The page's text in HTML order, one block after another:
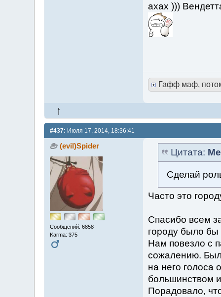
ахах )))
Гафф маф,
#437: Июля 17, 2014, 18:36:41
(evil)Spider
Сообщений: 6858
Karma: 375
Цитата:
Сделай
Часто это
Спасибо всем
городу было бы
Нам повезло с
сожалению. Был
на него
большинством
Порадовало,